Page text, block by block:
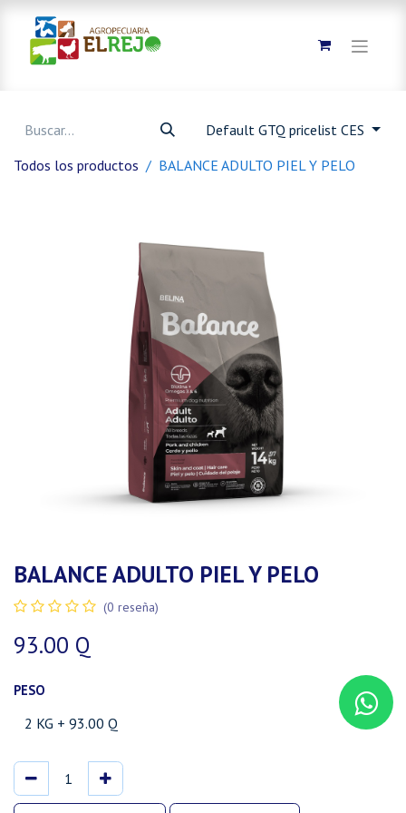
Default GTQ pricelist CES
Todos los productos
BALANCE ADULTO PIEL Y PELO
BALANCE ADULTO PIEL Y PELO
(0 reseña)
93.00 Q
PESO